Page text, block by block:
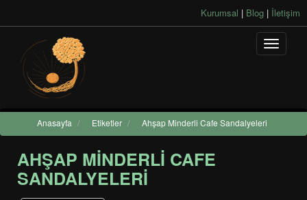
Kurumsal | Blog | İletişim
Anasayfa / Etiketler / Ahşap Minderli Cafe Sandalyeleri
AHŞAP MINDERLI CAFE
SANDALYELERI